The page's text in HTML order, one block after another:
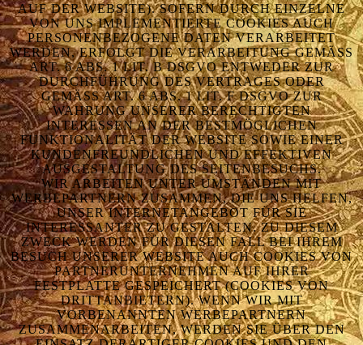
AUF DER WEBSITE). SOFERN DURCH EINZELNE
VON UNS IMPLEMENTIERTE COOKIES AUCH
PERSONENBEZOGENE DATEN VERARBEITET
WERDEN, ERFOLGT DIE VERARBEITUNG GEMÄSS A
RT. 6 ABS. 1 LIT. B DSGVO ENTWEDER ZUR D
URCHFÜHRUNG DES VERTRAGES ODER G
EMÄSS ART. 6 ABS. 1 LIT. F DSGVO ZUR WA
HRUNG UNSERER BERECHTIGTEN IN
TERESSEN AN DER BESTMÖGLICHEN FU
NKTIONALITÄT DER WEBSITE SOWIE EINER KU
NDENFREUNDLICHEN UND EFFEKTIVEN AU
SGESTALTUNG DES SEITENBESUCHS.
WIR ARBEITEN UNTER UMSTÄNDEN MIT
WERBEPARTNERN ZUSAMMEN, DIE UNS HELFEN,
UNSER INTERNETANGEBOT FÜR SIE
INTERESSANTER ZU GESTALTEN. ZU DIESEM
ZWECK WERDEN FÜR DIESEN FALL BEI IHREM
BESUCH UNSERER WEBSITE AUCH COOKIES VON
PARTNERUNTERNEHMEN AUF IHRER
FESTPLATTE GESPEICHERT (COOKIES VON
DRITTANBIETERN). WENN WIR MIT
VORBENANNTEN WERBEPARTNERN
ZUSAMMENARBEITEN, WERDEN SIE ÜBER DEN